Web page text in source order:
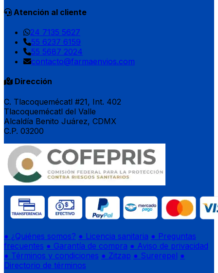
Atención al cliente
24 7135 5627
55 6237 6159
55 5687 2024
contacto@farmaenvios.com
Dirección
C. Tlacoquemécatl #21, Int. 402
Tlacoquemécatl del Valle
Alcaldía Benito Juárez, CDMX
C.P. 03200
● ¿Quiénes somos? ● Licencia sanitaria ● Preguntas
frecuentes ● Garantía de compra ● Aviso de privacidad
● Términos y condiciones ● Zitzap ● Surerepel ●
Directorio de términos